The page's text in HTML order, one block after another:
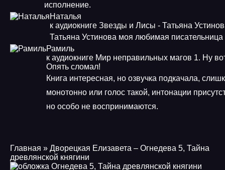
исполнение.
Наталья
к аудиокниге Звезды и Лисы - Татьяна
Татьяна Устинова моя любимая писательница
Рамиль
к аудиокниге Мир неправильных магов 1. Ну
Опять сломал!
Книга интересная, но озвучка подкачала,
монотонно или голос такой, интонации
но особо не воспринимаются.
Главная » Дворецкая Елизавета – Огнедева 5, Тайна
древлянской княгини